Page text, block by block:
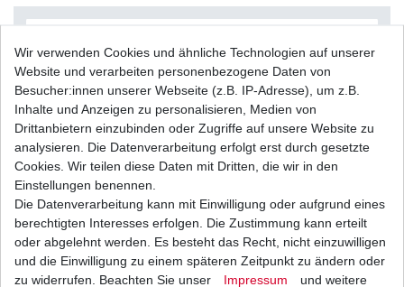
Filter
Antriebsriemen Honda NES 125 @ JF07 NES 150
@ KF03 2000 - 2006 JT Belt
UVP 29,00 € 21,89 € *
1 Stück | 21,89 € / Stück
inkl. ges. MwSt. zzgl.
Wir verwenden Cookies und ähnliche Technologien auf unserer
Website und verarbeiten personenbezogene Daten von
Besucher:innen unserer Webseite (z.B. IP-Adresse), um z.B.
Inhalte und Anzeigen zu personalisieren, Medien von
Drittanbietern einzubinden oder Zugriffe auf unsere Website zu
analysieren. Die Datenverarbeitung erfolgt erst durch gesetzte
Cookies. Wir teilen diese Daten mit Dritten, die wir in den
Einstellungen benennen.
Die Datenverarbeitung kann mit Einwilligung oder aufgrund eines
berechtigten Interesses erfolgen. Die Zustimmung kann erteilt
oder abgelehnt werden. Es besteht das Recht, nicht einzuwilligen
und die Einwilligung zu einem späteren Zeitpunkt zu ändern oder
zu widerrufen. Beachten Sie unser
Impressum
und weitere